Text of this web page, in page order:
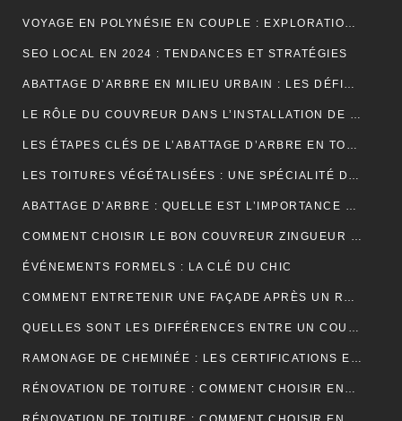
VOYAGE EN POLYNÉSIE EN COUPLE : EXPLORATION DE SES PLUS BELLES ÎLES
SEO LOCAL EN 2024 : TENDANCES ET STRATÉGIES
ABATTAGE D’ARBRE EN MILIEU URBAIN : LES DÉFIS SPÉCIFIQUES
LE RÔLE DU COUVREUR DANS L’INSTALLATION DE PANNEAUX SOLAIRES
LES ÉTAPES CLÉS DE L’ABATTAGE D’ARBRE EN TOUTE SÉCURITÉ
LES TOITURES VÉGÉTALISÉES : UNE SPÉCIALITÉ DU COUVREUR
ABATTAGE D’ARBRE : QUELLE EST L’IMPORTANCE DE L’ASSURANCE ?
COMMENT CHOISIR LE BON COUVREUR ZINGUEUR POUR VOTRE PROJET ?
ÉVÉNEMENTS FORMELS : LA CLÉ DU CHIC
COMMENT ENTRETENIR UNE FAÇADE APRÈS UN RAVALEMENT PROJETÉ ?
QUELLES SONT LES DIFFÉRENCES ENTRE UN COURS DE PIANO À DOMICILE ET CHEZ UN PROFESSEUR ?
RAMONAGE DE CHEMINÉE : LES CERTIFICATIONS ET LABELS À CONNAÎTRE
RÉNOVATION DE TOITURE : COMMENT CHOISIR ENTRE LES DIFFÉRENTS TYPES D’ISOLANTS ?